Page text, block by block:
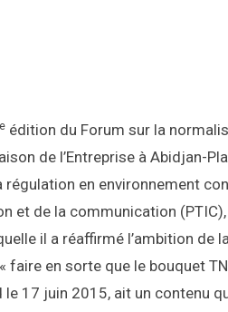
e édition du Forum sur la
de l’Entreprise à Abidjan-
en environnement
et de la communication
il a réaffirmé l’ambition de
faire en sorte que le bouquet
17 juin 2015, ait un contenu